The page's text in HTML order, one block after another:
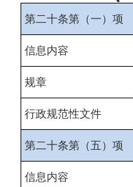
第二十条第（一）项
信息内容
规章
行政规范性文件
第二十条第（五）项
信息内容